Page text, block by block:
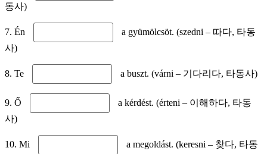
동사)
7. Én
a gyümölcsöt. (szedni – 따다, 타동
사)
8. Te a buszt. (várni – 기다리다, 타동사)
9. Ő
a kérdést. (érteni – 이해하다, 타동
사)
10. Mi
a megoldást. (keresni – 찾다, 타동